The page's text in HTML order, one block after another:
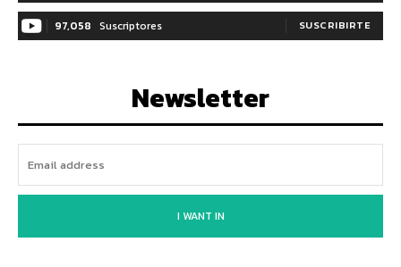
97,058 Suscriptores SUSCRIBIRTE
Newsletter
I WANT IN